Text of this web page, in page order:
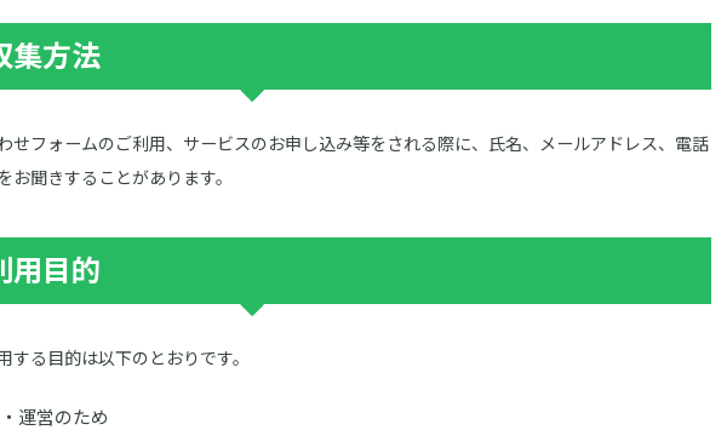
集方法
せフォームのご利用、サービスのお申し込み等をされる際に、氏名、メールアドレス、電話
聞きすることがあります。
用目的
る目的は以下のとおりです。
運営のため